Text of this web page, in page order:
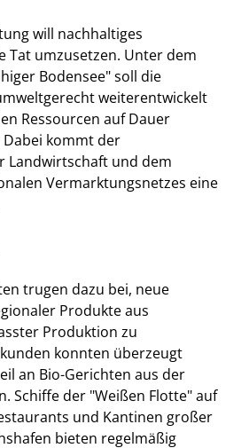
will nachhaltiges
Tat umzusetzen. Unter dem
Bodensee" soll die
weiterentwickelt
Ressourcen auf Dauer
kommt der
Landwirtschaft und dem
Vermarktungsnetzes eine
trugen dazu bei, neue
Produkte aus
Produktion zu
konnten überzeugt
an Bio-Gerichten aus der
Schiffe der "Weißen Flotte" auf
und Kantinen großer
bieten regelmäßig